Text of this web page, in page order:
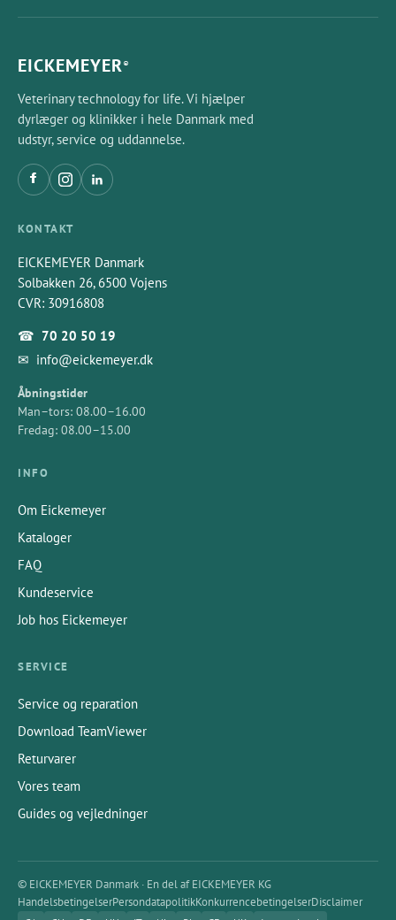
EICKEMEYER®
Veterinary technology for life. Vi hjælper
dyrlæger og klinikker i hele Danmark med
udstyr, service og uddannelse.
KONTAKT
EICKEMEYER Danmark
Solbakken 26, 6500 Vojens
CVR: 30916808
☎ 70 20 50 19
✉ info@eickemeyer.dk
Åbningstider
Man–tors: 08.00–16.00
Fredag: 08.00–15.00
INFO
Om Eickemeyer
Kataloger
FAQ
Kundeservice
Job hos Eickemeyer
SERVICE
Service og reparation
Download TeamViewer
Returvarer
Vores team
Guides og vejledninger
© EICKEMEYER Danmark · En del af EICKEMEYER KG
HandelsbetingelserPersondatapolitikKonkurrencebetingelserDisclaimer